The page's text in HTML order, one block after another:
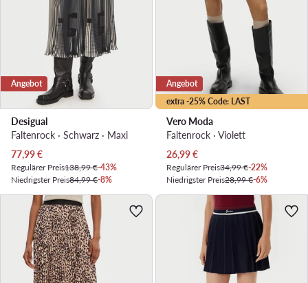
Angebot
Desigual
Faltenrock · Schwarz · Maxi
Aktueller Preis
77,99€
Regulärer Preis138,99 €-43%
Niedrigster Preis84,99 €-8%
extra -25% Code: LAST
Angebot
Vero Moda
Faltenrock · Violett
Aktueller Preis
26,99€
Regulärer Preis34,99 €-22%
Niedrigster Preis28,99 €-6%